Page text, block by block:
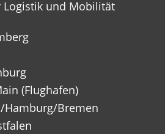
Logistik und Mobilität
(Flughafen)
Hamburg/Bremen